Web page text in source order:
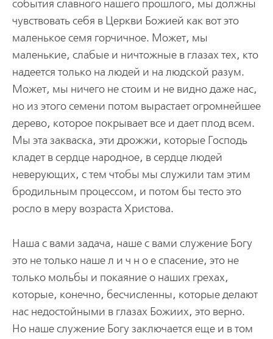
события славного нашего прошлого, мы должны
чувствовать себя в Церкви Божией как вот это
маленькое семя горчичное. Может, мы
маленькие, слабые и ничтожные в глазах тех, кто
надеется только на людей и на людской разум.
Может, мы ничего не стоим и не видно даже нас,
но из этого семени потом вырастает огромнейшее
дерево, которое покрывает все и дает плод всем.
Мы эта закваска, эти дрожжи, которые Господь
кладет в сердце народное, в сердце людей
неверующих, с тем чтобы мы служили там этим
бродильным процессом, и потом бы тесто это
росло в меру возраста Христова.
Наша с вами задача, наше с вами служение Богу
это не только наше л и ч н о е спасение, это не
только мольбы и покаяние о наших грехах,
которые, конечно, бесчисленны, которые делают
нас недостойными в глазах Божиих, это верно.
Но наше служение Богу заключается еще и в том